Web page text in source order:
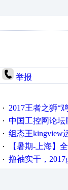
举报
· 2017王者之狮“鸡”情签到
· 中国工控网论坛版
· 组态王kingview
· 【暑期-上海】全国工业
· 撸袖实干，2017gongkong®第